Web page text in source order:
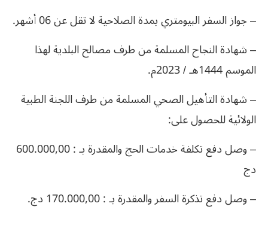
– جواز السفر البيومتري بمدة الصلاحية لا تقل عن 06 أشهر.
– شهادة النجاح المسلمة من طرف مصالح البلدية لهذا
الموسم 1444هـ / 2023م.
– شهادة التأهيل الصحي المسلمة من طرف اللجنة الطبية
الولائية للحصول على:
– وصل دفع تكلفة خدمات الحج والمقدرة بـ : 600.000,00
دج
– وصل دفع تذكرة السفر والمقدرة بـ : 170.000,00 دج.